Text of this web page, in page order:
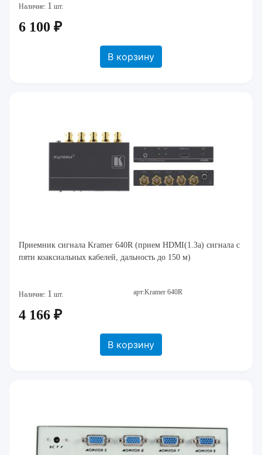
Наличие: 1 шт.
6 100 ₽
В корзину
Приемник сигнала Kramer 640R (прием HDMI(1.3a) сигнала с
пяти коаксиальных кабелей, дальность до 150 м)
Наличие: 1 шт. арт:Kramer 640R
4 166 ₽
В корзину